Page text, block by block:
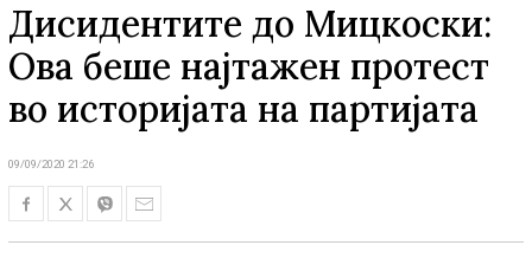
Дисидентите до Мицкоски:
Ова беше најтажен протест
во историјата на партијата
09/09/2020 21:26